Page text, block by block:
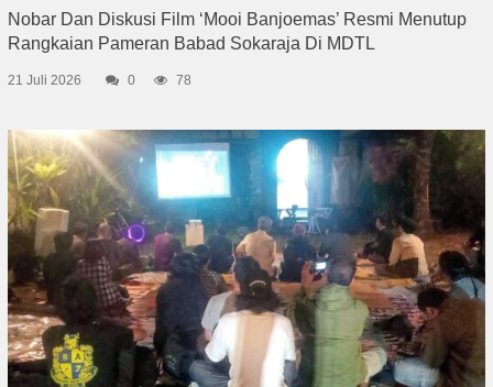
Nobar Dan Diskusi Film ‘Mooi Banjoemas’ Resmi Menutup
Rangkaian Pameran Babad Sokaraja Di MDTL
21 Juli 2026 0 78